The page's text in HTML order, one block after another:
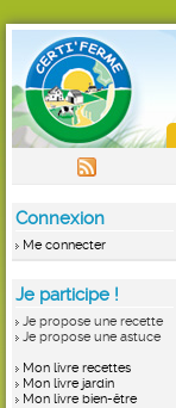
Connexion
Me connecter
Je participe !
Je propose une recette
Je propose une astuce
Mon livre recettes
Mon livre jardin
Mon livre bien-être